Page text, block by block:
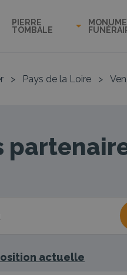
PIERRE
TOMBALE
> Pays de la Loire >
actuelle